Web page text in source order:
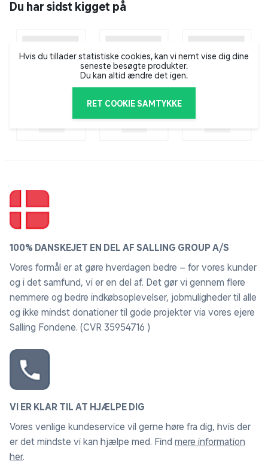
Swartland - et meget tørt og varmt klima, som tvinger
koncentreret vin med dybde. I de seneste år har
området tiltrukket nye vinproducenter til på grund af
dets unikke vækstvilkår, og Stellenhof er ingen
undtagelse. Stellenhofs vine fra W.O. Swartland er
Du har sidst kigget på
Hvis du tillader statistiske cookies, kan vi nemt vise dig dine
seneste besøgte produkter.
Du kan altid ændre det igen.
RET COOKIE SAMTYKKE
100% DANSKEJET EN DEL AF SALLING GROUP A/S
Vores formål er at gøre hverdagen bedre – for vores kunder
og i det samfund, vi er en del af. Det gør vi gennem flere
nemmere og bedre indkøbsoplevelser, jobmuligheder til alle
og ikke mindst donationer til gode projekter via vores ejere
Salling Fondene. (CVR 35954716 )
VI ER KLAR TIL AT HJÆLPE DIG
Vores venlige kundeservice vil gerne høre fra dig, hvis der
er det mindste vi kan hjælpe med. Find mere information
her.